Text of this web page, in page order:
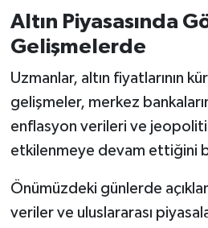
Altın Piyasasında
Gelişmelerde
Uzmanlar, altın fiyatlarının
gelişmeler, merkez
enflasyon verileri ve
etkilenmeye devam ettiğini
Önümüzdeki günlerde
veriler ve uluslararası